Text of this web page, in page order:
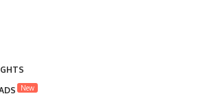
New